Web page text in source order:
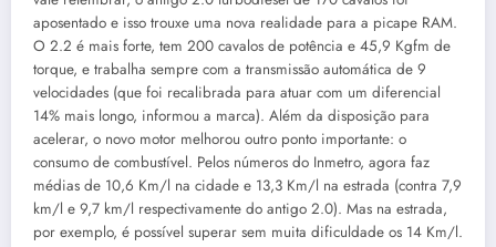
aposentado e isso trouxe uma nova realidade para a picape RAM.
O 2.2 é mais forte, tem 200 cavalos de potência e 45,9 Kgfm de
torque, e trabalha sempre com a transmissão automática de 9
velocidades (que foi recalibrada para atuar com um diferencial
14% mais longo, informou a marca). Além da disposição para
acelerar, o novo motor melhorou outro ponto importante: o
consumo de combustível. Pelos números do Inmetro, agora faz
médias de 10,6 Km/l na cidade e 13,3 Km/l na estrada (contra 7,9
km/l e 9,7 km/l respectivamente do antigo 2.0). Mas na estrada,
por exemplo, é possível superar sem muita dificuldade os 14 Km/l.